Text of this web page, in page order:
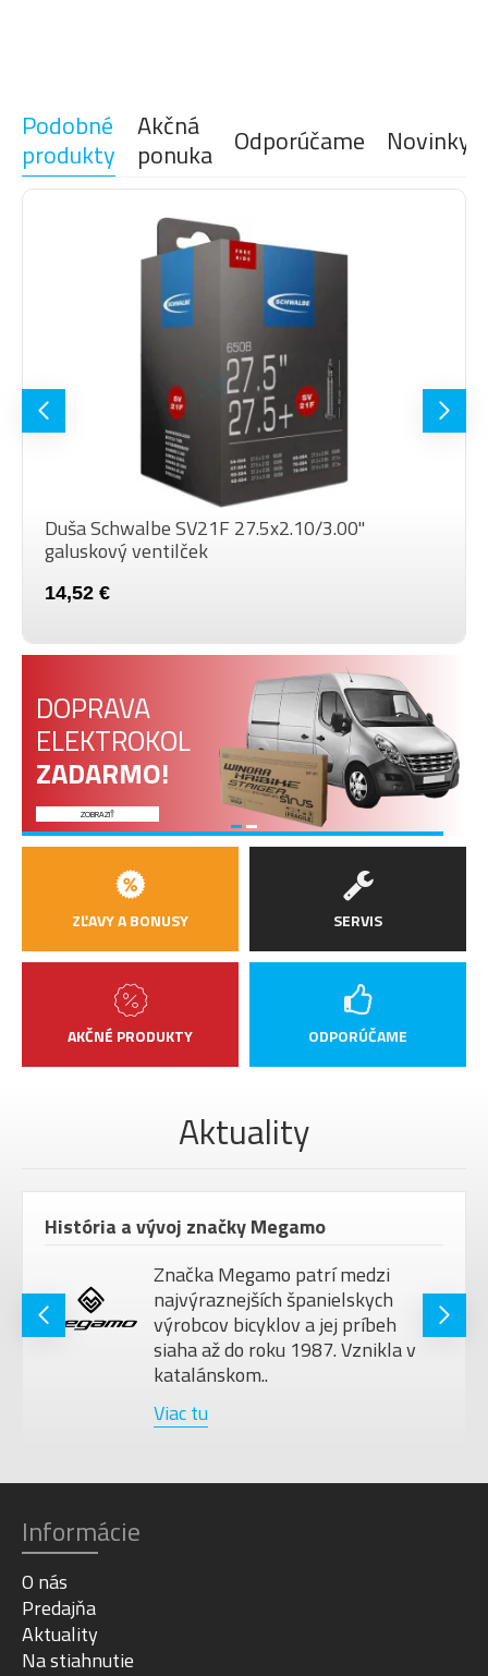
Podobné
produkty
Akčná
ponuka Odporúčame Novinky
Duša Schwalbe SV21F 27.5x2.10/3.00"
galuskový ventilček
14,52 €
DOPRAVA
ELEKTROKOL
ZADARMO!
ZOBRAZIŤ
ZĽAVY A BONUSY
AKČNÉ PRODUKTY
SERVIS
ODPORÚČAME
Aktuality
História a vývoj značky Megamo
Značka Megamo patrí medzi
najvýraznejších španielskych
výrobcov bicyklov a jej príbeh
siaha až do roku 1987. Vznikla v
katalánskom..
Viac tu
Informácie
O nás
Predajňa
Aktuality
Na stiahnutie